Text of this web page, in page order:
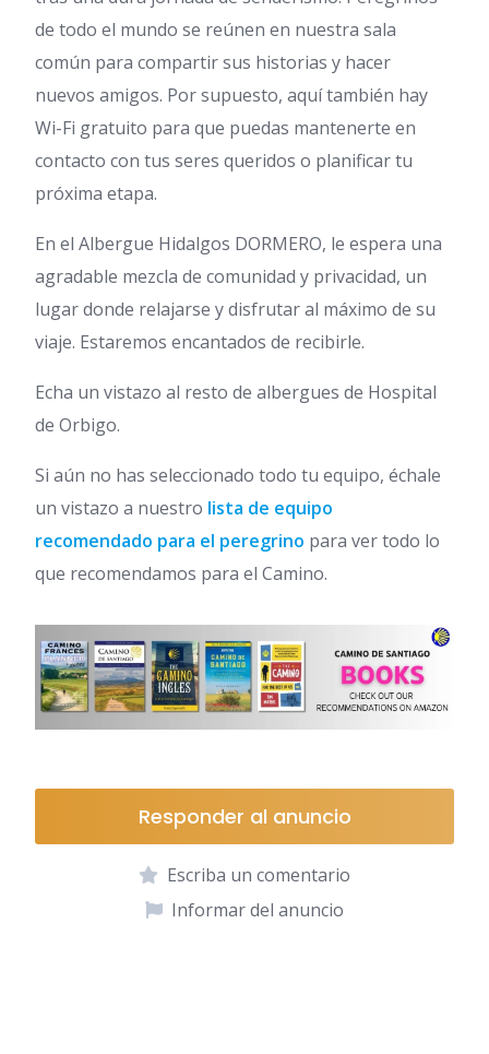
de todo el mundo se reúnen en nuestra sala
común para compartir sus historias y hacer
nuevos amigos. Por supuesto, aquí también hay
Wi-Fi gratuito para que puedas mantenerte en
contacto con tus seres queridos o planificar tu
próxima etapa.
En el Albergue Hidalgos DORMERO, le espera una
agradable mezcla de comunidad y privacidad, un
lugar donde relajarse y disfrutar al máximo de su
viaje. Estaremos encantados de recibirle.
Echa un vistazo al resto de albergues de Hospital
de Orbigo.
Si aún no has seleccionado todo tu equipo, échale
un vistazo a nuestro lista de equipo
recomendado para el peregrino para ver todo lo
que recomendamos para el Camino.
Responder al anuncio
Escriba un comentario
Informar del anuncio